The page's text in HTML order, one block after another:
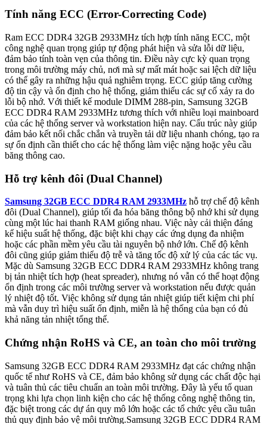
Tính năng ECC (Error-Correcting Code)
Ram ECC DDR4 32GB 2933MHz tích hợp tính năng ECC, một
công nghệ quan trọng giúp tự động phát hiện và sửa lỗi dữ liệu,
đảm bảo tính toàn vẹn của thông tin. Điều này cực kỳ quan trọng
trong môi trường máy chủ, nơi mà sự mất mát hoặc sai lệch dữ liệu
có thể gây ra những hậu quả nghiêm trọng. ECC giúp tăng cường
độ tin cậy và ổn định cho hệ thống, giảm thiểu các sự cố xảy ra do
lỗi bộ nhớ. Với thiết kế module DIMM 288-pin, Samsung 32GB
ECC DDR4 RAM 2933MHz tương thích với nhiều loại mainboard
của các hệ thống server và workstation hiện nay. Cấu trúc này giúp
đảm bảo kết nối chắc chắn và truyền tải dữ liệu nhanh chóng, tạo ra
sự ổn định cần thiết cho các hệ thống làm việc nặng hoặc yêu cầu
băng thông cao.
Hỗ trợ kênh đôi (Dual Channel)
Samsung 32GB ECC DDR4 RAM 2933MHz hỗ trợ chế độ kênh
đôi (Dual Channel), giúp tối đa hóa băng thông bộ nhớ khi sử dụng
cùng một lúc hai thanh RAM giống nhau. Việc này cải thiện đáng
kể hiệu suất hệ thống, đặc biệt khi chạy các ứng dụng đa nhiệm
hoặc các phần mềm yêu cầu tài nguyên bộ nhớ lớn. Chế độ kênh
đôi cũng giúp giảm thiểu độ trễ và tăng tốc độ xử lý của các tác vụ.
Mặc dù Samsung 32GB ECC DDR4 RAM 2933MHz không trang
bị tản nhiệt tích hợp (heat spreader), nhưng nó vẫn có thể hoạt động
ổn định trong các môi trường server và workstation nếu được quản
lý nhiệt độ tốt. Việc không sử dụng tản nhiệt giúp tiết kiệm chi phí
mà vẫn duy trì hiệu suất ổn định, miễn là hệ thống của bạn có đủ
khả năng tản nhiệt tổng thể.
Chứng nhận RoHS và CE, an toàn cho môi trường
Samsung 32GB ECC DDR4 RAM 2933MHz đạt các chứng nhận
quốc tế như RoHS và CE, đảm bảo không sử dụng các chất độc hại
và tuân thủ các tiêu chuẩn an toàn môi trường. Đây là yếu tố quan
trọng khi lựa chọn linh kiện cho các hệ thống công nghệ thông tin,
đặc biệt trong các dự án quy mô lớn hoặc các tổ chức yêu cầu tuân
thủ quy định bảo vệ môi trường.Samsung 32GB ECC DDR4 RAM